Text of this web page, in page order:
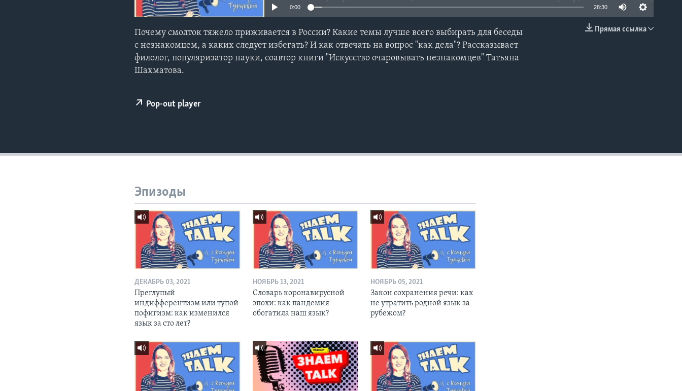
0:00 28:30
Прямая ссылка
Почему смолток тяжело приживается в России? Какие темы лучше всего выбирать для беседы
с незнакомцем, а каких следует избегать? И как отвечать на вопрос "как дела"? Рассказывает
филолог, популяризатор науки, соавтор книги "Искусство очаровывать незнакомцев" Татьяна
Шахматова.
Pop-out player
Эпизоды
ДЕКАБРЬ 03, 2021
Преглупый
индифферентизм или тупой
пофигизм: как изменился
язык за сто лет?
НОЯБРЬ 13, 2021
Словарь коронавирусной
эпохи: как пандемия
обогатила наш язык?
НОЯБРЬ 05, 2021
Закон сохранения речи: как
не утратить родной язык за
рубежом?